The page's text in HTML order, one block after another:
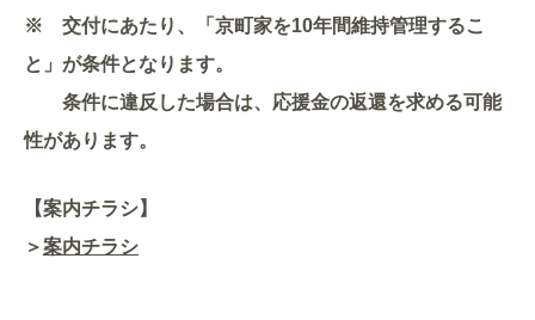
※ 交付にあたり、「京町家を10年間維持管理するこ
と」が条件となります。
条件に違反した場合は、応援金の返還を求める可能
性があります。
【案内チラシ】
＞案内チラシ